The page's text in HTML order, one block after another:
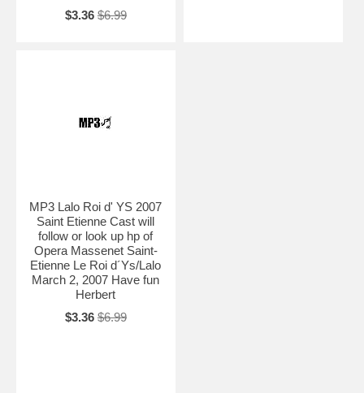
$3.36 $6.99
MP3 Lalo Roi d' YS 2007
Saint Etienne Cast will
follow or look up hp of
Opera Massenet Saint-
Etienne Le Roi d´Ys/Lalo
March 2, 2007 Have fun
Herbert
$3.36 $6.99